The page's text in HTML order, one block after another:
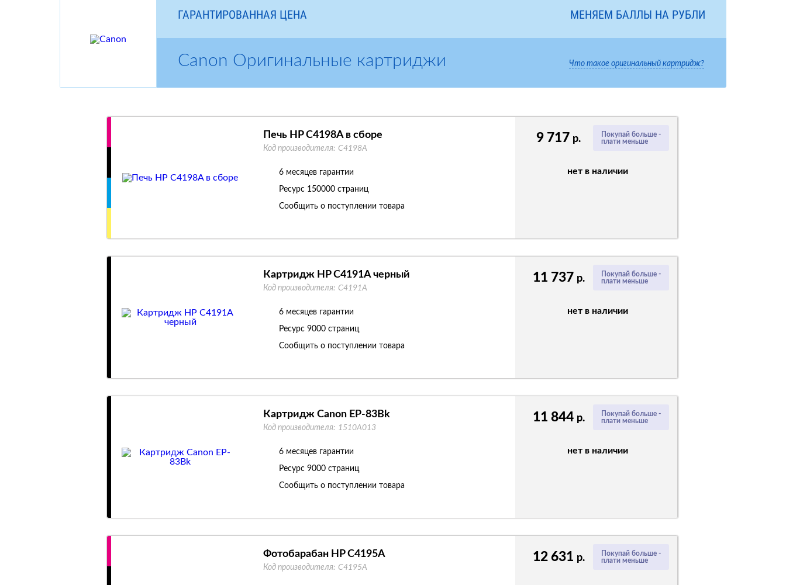
МЕНЯЕМ БАЛЛЫ НА РУБЛИ
ГАРАНТИРОВАННАЯ ЦЕНА
Что такое оригинальный картридж?
Canon Оригинальные картриджи
Покупай больше -
плати меньше
9 717 р.
нет в наличии
Печь HP C4198A в сборе
Код производителя: C4198A
6 месяцев гарантии
Ресурс 150000 страниц
Сообщить о поступлении товара
Покупай больше -
плати меньше
11 737 р.
нет в наличии
Картридж HP C4191A черный
Код производителя: C4191A
6 месяцев гарантии
Ресурс 9000 страниц
Сообщить о поступлении товара
Покупай больше -
плати меньше
11 844 р.
нет в наличии
Картридж Canon EP-83Bk
Код производителя: 1510A013
6 месяцев гарантии
Ресурс 9000 страниц
Сообщить о поступлении товара
Покупай больше -
плати меньше
12 631 р.
Фотобарабан HP C4195A
Код производителя: C4195A